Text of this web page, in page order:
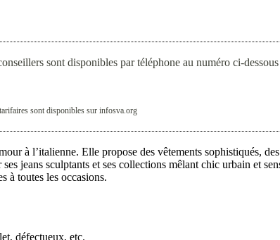
sont disponibles par téléphone au numéro ci-dessous
sont disponibles sur infosva.org
à l’italienne. Elle propose des vêtements sophistiqués, des
jeans sculptants et ses collections mêlant chic urbain et
à toutes les occasions.
défectueux, etc.